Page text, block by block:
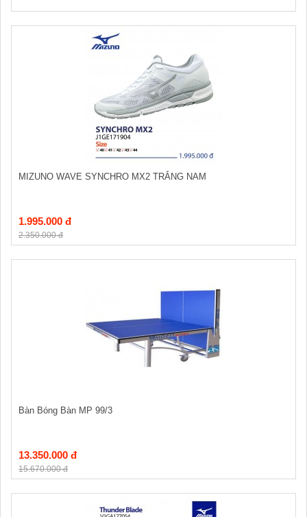
MIZUNO WAVE SYNCHRO MX2 TRẮNG NAM
1.995.000 đ
2.350.000 đ
Bàn Bóng Bàn MP 99/3
13.350.000 đ
15.670.000 đ